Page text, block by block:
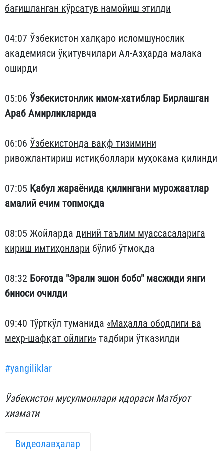
бағишланган кўрсатув намойиш этилди
04:07 Ўзбекистон халқаро исломшунослик
академияси ўқитувчилари Ал-Азҳарда малака
оширди
05:06 Ўзбекистонлик имом-хатиблар Бирлашган
Араб Амирликларида
06:06 Ўзбекистонда вақф тизимини
ривожлантириш истиқболлари муҳокама қилинди
07:05 Қабул жараёнида қилингани мурожаатлар
амалий ечим топмоқда
08:05 Жойларда диний таълим муассасаларига
кириш имтиҳонлари бўлиб ўтмоқда
08:32 Боғотда "Эрали эшон бобо" масжиди янги
биноси очилди
09:40 Тўрткўл туманида «Маҳалла ободлиги ва
меҳр-шафқат ойлиги» тадбири ўтказилди
#yangiliklar
Ўзбекистон мусулмонлари идораси Матбуот
хизмати
Видеолавҳалар